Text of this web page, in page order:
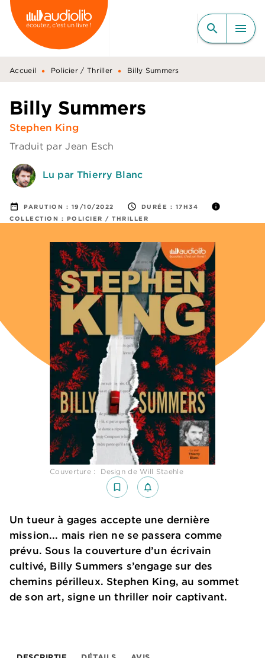
MENU RECHERCHE
CONTENU
PIED DE PAGE
search menu
Accueil • Policier / Thriller • Billy Summers
Billy Summers
Stephen King
Traduit parJean Esch
Lu par Thierry Blanc
date_range PARUTION : 19/10/2022 access_time DURÉE : 17H34 info
COLLECTION : POLICIER / THRILLER
Couverture : Design de Will Staehle
bookmark_border notifications_none_outlined
Un tueur à gages accepte une dernière
mission... mais rien ne se passera comme
prévu. Sous la couverture d’un écrivain
cultivé, Billy Summers s’engage sur des
chemins périlleux. Stephen King, au sommet
de son art, signe un thriller noir captivant.